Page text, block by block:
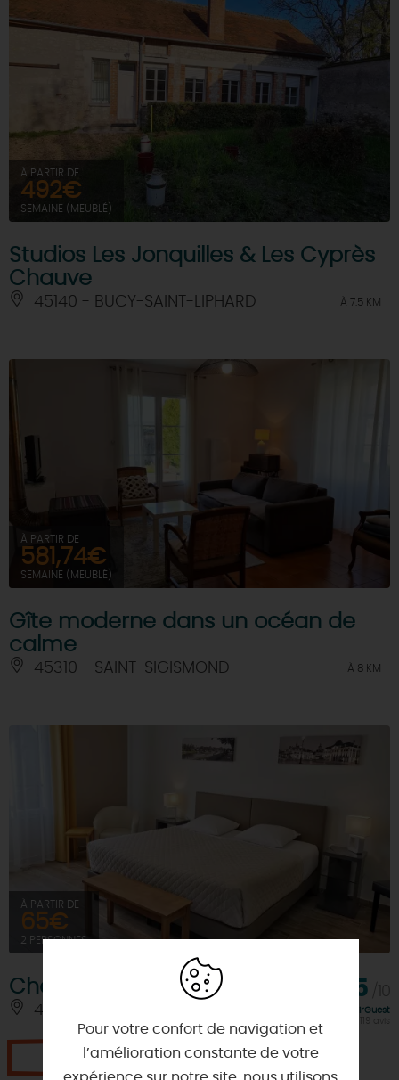
À PARTIR DE
492€
SEMAINE (MEUBLÉ)
Studios Les Jonquilles & Les Cyprès
Chauve
45140 - BUCY-SAINT-LIPHARD À 7.5 KM
À PARTIR DE
581,74€
SEMAINE (MEUBLÉ)
Gîte moderne dans un océan de
calme
45310 - SAINT-SIGISMOND À 8 KM
À PARTIR DE
65€
2 PERSONNES
Chambres d'Hôtes "Gidy"
45520 - GIDY
9,5
Note FairGuest
Je réserve
Pour votre confort de navigation et
l’amélioration constante de votre